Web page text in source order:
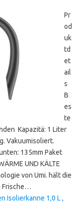
Pr
od
uk
td
et
ail
s
B
es
te
Kapazitä: 1 Liter
Vakuumisoliert.
135mm Paket
UND KÄLTE
von Umi. hält die
Frische…
Isolierkanne 1,0 L ,